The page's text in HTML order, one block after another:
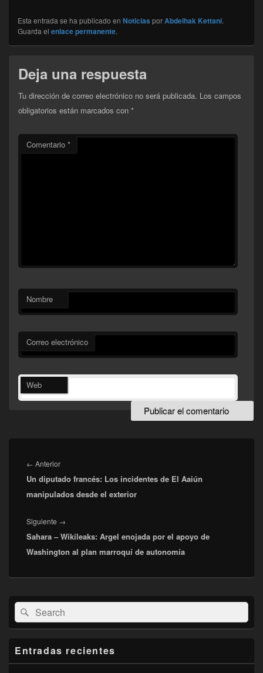
Esta entrada se ha publicado en Noticias porAbdelhak Kettani.
Guarda el enlace permanente.
Deja una respuesta
Tu dirección de correo electrónico no será publicada. Los campos
obligatorios están marcados con *
Comentario *
Nombre
Correo electrónico
Web
de
entradas
← AnteriorEntrada
anterior:
Un diputado francés: Los incidentes de El Aaiún
manipulados desde el exterior
Siguiente →
siguiente:
Sahara – Wikileaks: Argel enojada por el apoyo de
Washington al plan marroquí de autonomía
El
área
de
widget
lateral
primaria
Buscar
por:
Buscar
Entradas recientes